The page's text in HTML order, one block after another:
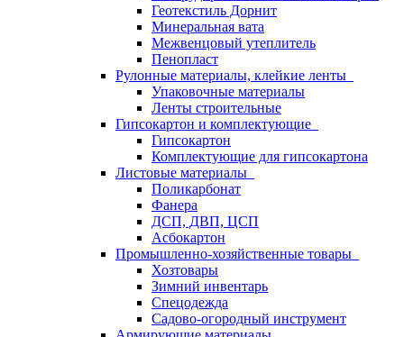
Геотекстиль Дорнит
Минеральная вата
Межвенцовый утеплитель
Пенопласт
Рулонные материалы, клейкие ленты
Упаковочные материалы
Ленты строительные
Гипсокартон и комплектующие
Гипсокартон
Комплектующие для гипсокартона
Листовые материалы
Поликарбонат
Фанера
ДСП, ДВП, ЦСП
Асбокартон
Промышленно-хозяйственные товары
Хозтовары
Зимний инвентарь
Спецодежда
Садово-огородный инструмент